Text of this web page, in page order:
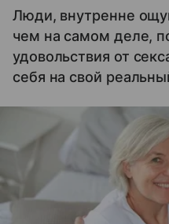
Люди, внутренне
чем на самом деле,
удовольствия от
себя на свой